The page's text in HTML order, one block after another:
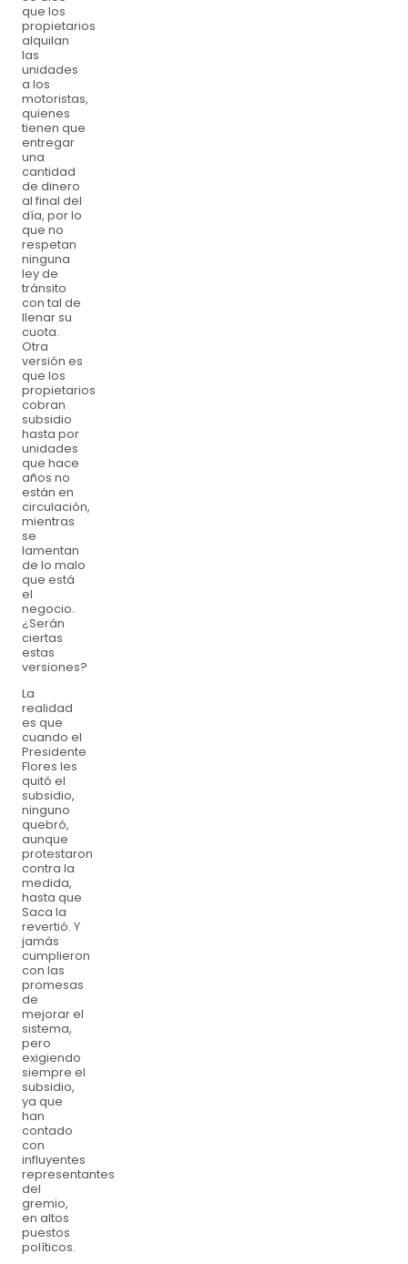
que los
propietarios
alquilan
las
unidades
a los
motoristas,
quienes
tienen que
entregar
una
cantidad
de dinero
al final del
día, por lo
que no
respetan
ninguna
ley de
tránsito
con tal de
llenar su
cuota.
Otra
versión es
que los
propietarios
cobran
subsidio
hasta por
unidades
que hace
años no
están en
circulación,
mientras
se
lamentan
de lo malo
que está
el
negocio.
¿Serán
ciertas
estas
versiones?
La
realidad
es que
cuando el
Presidente
Flores les
quitó el
subsidio,
ninguno
quebró,
aunque
protestaron
contra la
medida,
hasta que
Saca la
revertió. Y
jamás
cumplieron
con las
promesas
de
mejorar el
sistema,
pero
exigiendo
siempre el
subsidio,
ya que
han
contado
con
influyentes
representantes
del
gremio,
en altos
puestos
políticos.